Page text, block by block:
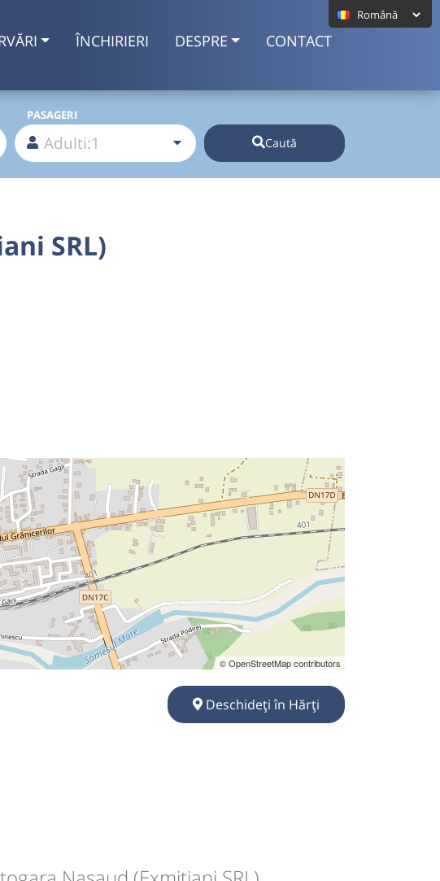
ÎNCHIRIERI DESPRE CONTACT
PASAGERI
Caută
SRL)
© OpenStreetMap contributors
Deschideți în Hărți